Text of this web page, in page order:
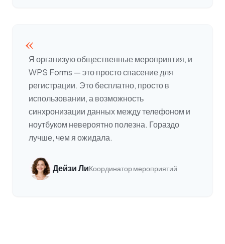
«
Я организую общественные мероприятия, и
WPS Forms — это просто спасение для
регистрации. Это бесплатно, просто в
использовании, а возможность
синхронизации данных между телефоном и
ноутбуком невероятно полезна. Гораздо
лучше, чем я ожидала.
Дейзи ЛиКоординатор мероприятий